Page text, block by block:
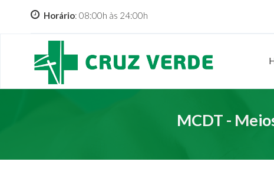
Horário: 08:00h às 24:00h
MCDT -